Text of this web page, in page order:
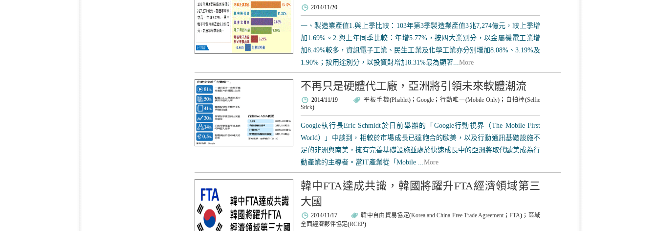
2014/11/20
一、製造業產值1.與上季比較：103年第3季製造業產值3兆7,274億元，較上季增
加1.69%。2.與上年同季比較：年增5.77%，按四大業別分，以金屬機電工業增
加8.49%較多，資訊電子工業、民生工業及化學工業亦分別增加8.08%、3.19%及
1.90%；按用途別分，以投資財增加8.31%最為顯著...More
不再只是硬體代工廠，亞洲將引領未來軟體潮流
2014/11/19 平板手機(Phablet)； Google； 行動唯一(Mobile Only)； 自拍棒(Selfie
Stick)
Google執行長Eric Schmidt於日前舉辦的「Google行動視界（The Mobile First
World）」中談到，相較於市場成長已達飽合的歐美，以及行動通訊基礎設施不
足的非洲與南美，擁有完善基礎設施並處於快速成長中的亞洲將取代歐美成為行
動產業的主導者。當IT產業從「Mobile ...More
韓中FTA達成共識，韓國將躍升FTA經濟領域第三
大國
2014/11/17 韓中自由貿易協定(Korea and China Free Trade Agreement ；FTA)； 區域
全面經濟夥伴協定(RCEP)